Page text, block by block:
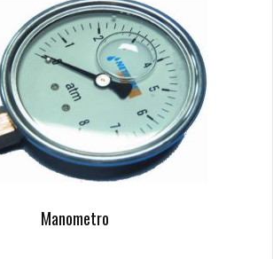
Manometro